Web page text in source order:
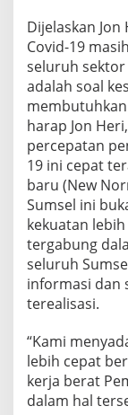
Dijelaskan
Covid-19
seluruh
adalah soal
harap Jon
percepatan
19 ini cepat
baru (New
Sumsel ini
kekuatan
tergabung
seluruh
informasi dan
terealisasi.
“Kami
lebih cepat
kerja berat
dalam hal